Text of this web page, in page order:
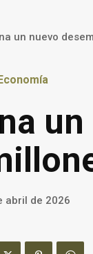
un nuevo
Economía
abril de 2026